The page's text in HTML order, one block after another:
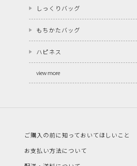
しっくりバッグ
もちかたバッグ
ハピネス
view more
ご購入の前に知っておいてほしいこと
お支払い方法について